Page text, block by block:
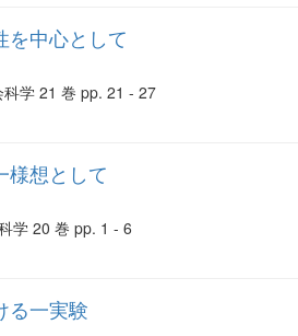
を中心として
学 21 巻 pp. 21 - 27
様想として
学 20 巻 pp. 1 - 6
る一実験